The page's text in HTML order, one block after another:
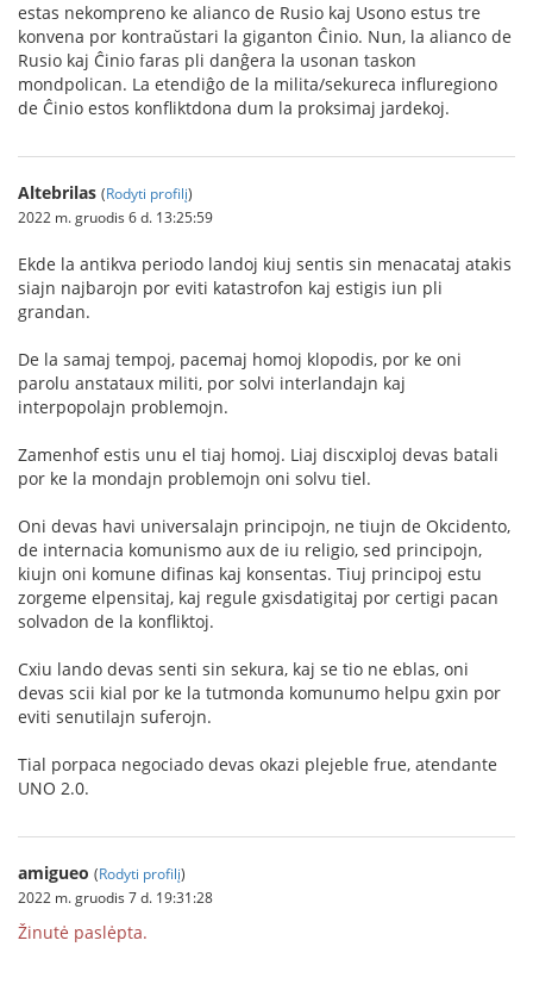
estas nekompreno ke alianco de Rusio kaj Usono estus tre
konvena por kontraŭstari la giganton Ĉinio. Nun, la alianco de
Rusio kaj Ĉinio faras pli danĝera la usonan taskon
mondpolican. La etendiĝo de la milita/sekureca influregiono
de Ĉinio estos konfliktdona dum la proksimaj jardekoj.
Altebrilas (Rodyti profilį)
2022 m. gruodis 6 d. 13:25:59
Ekde la antikva periodo landoj kiuj sentis sin menacataj atakis
siajn najbarojn por eviti katastrofon kaj estigis iun pli
grandan.
De la samaj tempoj, pacemaj homoj klopodis, por ke oni
parolu anstataux militi, por solvi interlandajn kaj
interpopolajn problemojn.
Zamenhof estis unu el tiaj homoj. Liaj discxiploj devas batali
por ke la mondajn problemojn oni solvu tiel.
Oni devas havi universalajn principojn, ne tiujn de Okcidento,
de internacia komunismo aux de iu religio, sed principojn,
kiujn oni komune difinas kaj konsentas. Tiuj principoj estu
zorgeme elpensitaj, kaj regule gxisdatigitaj por certigi pacan
solvadon de la konfliktoj.
Cxiu lando devas senti sin sekura, kaj se tio ne eblas, oni
devas scii kial por ke la tutmonda komunumo helpu gxin por
eviti senutilajn suferojn.
Tial porpaca negociado devas okazi plejeble frue, atendante
UNO 2.0.
amigueo (Rodyti profilį)
2022 m. gruodis 7 d. 19:31:28
Žinutė paslėpta.